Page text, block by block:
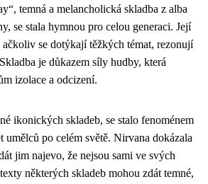
temná a melancholická skladba z alba
se stala hymnou pro celou generaci. Její
se dotýkají těžkých témat, rezonují
je důkazem síly hudby, která
izolace a odcizení.
ikonických skladeb, se stalo fenoménem
umělců po celém světě. Nirvana dokázala
jim najevo, že nejsou sami ve svých
některých skladeb mohou zdát temné,